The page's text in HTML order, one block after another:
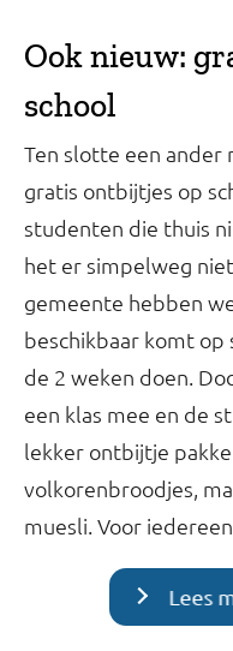
Ook nieuw:
school
Ten slotte een ander
gratis ontbijtjes op
studenten die thuis
het er simpelweg
gemeente hebben
beschikbaar komt op
de 2 weken doen.
een klas mee en de
lekker ontbijtje
volkorenbroodjes,
muesli. Voor
Lees